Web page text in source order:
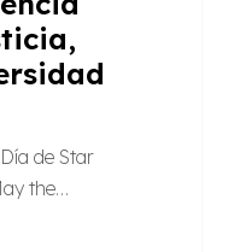
de Star
the…